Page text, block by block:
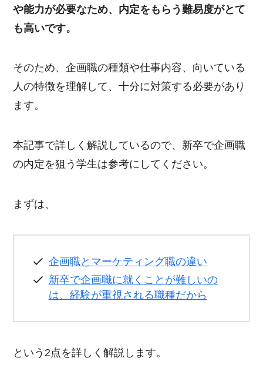
や能力が必要なため、内定をもらう難易度がとて
も高いです。
そのため、企画職の種類や仕事内容、向いている
人の特徴を理解して、十分に対策する必要があり
ます。
本記事で詳しく解説しているので、新卒で企画職
の内定を狙う学生は参考にしてください。
まずは、
企画職とマーケティング職の違い
新卒で企画職に就くことが難しいの
は、経験が重視される職種だから
という2点を詳しく解説します。